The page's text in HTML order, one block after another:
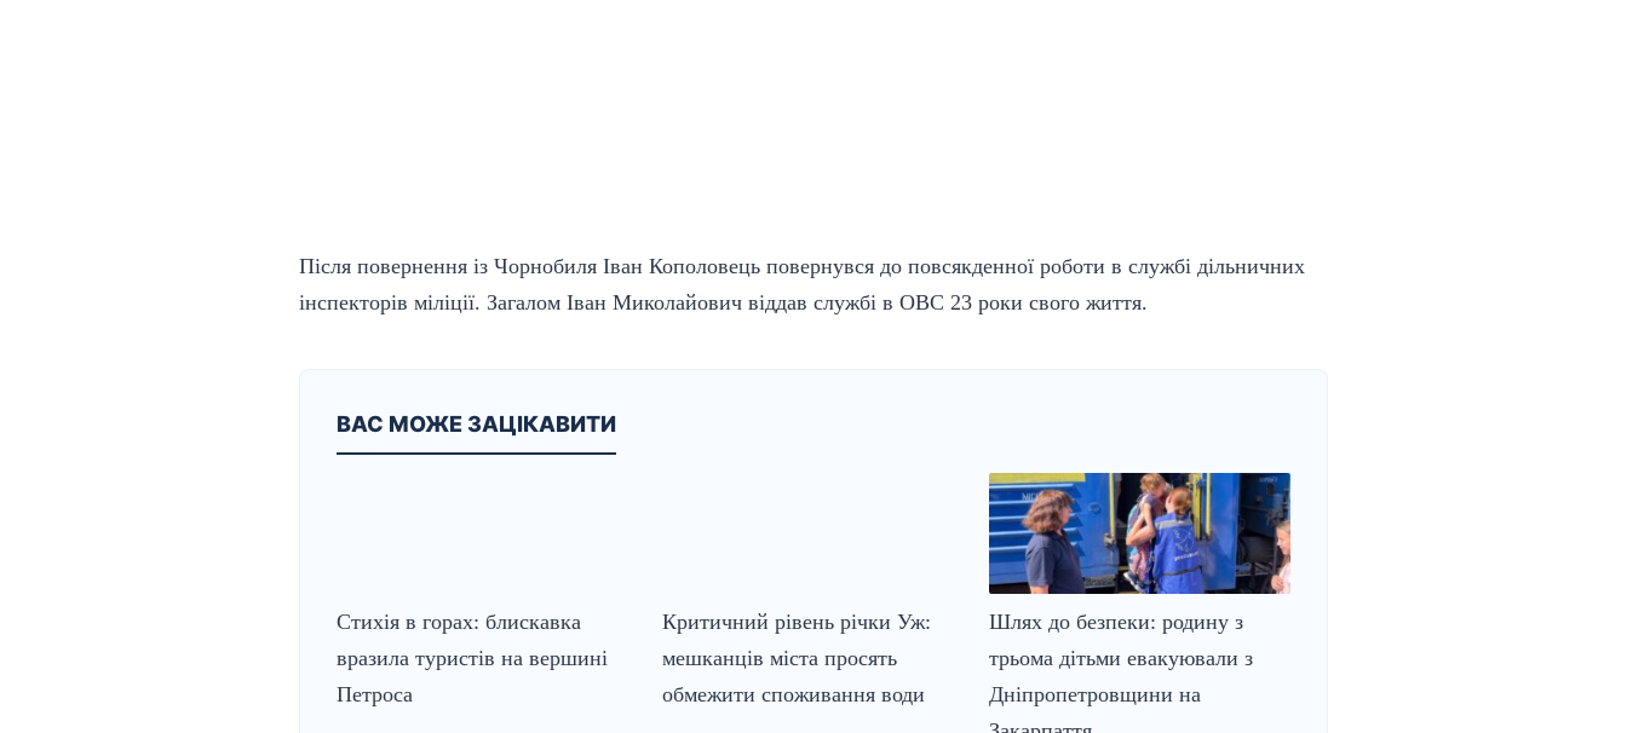
Після повернення із Чорнобиля Іван Кополовець повернувся до повсякденної роботи в службі дільничних
інспекторів міліції. Загалом Іван Миколайович віддав службі в ОВС 23 роки свого життя.
ВАС МОЖЕ ЗАЦІКАВИТИ
Стихія в горах: блискавка
вразила туристів на вершині
Петроса
Критичний рівень річки Уж:
мешканців міста просять
обмежити споживання води
Шлях до безпеки: родину з
трьома дітьми евакуювали з
Дніпропетровщини на